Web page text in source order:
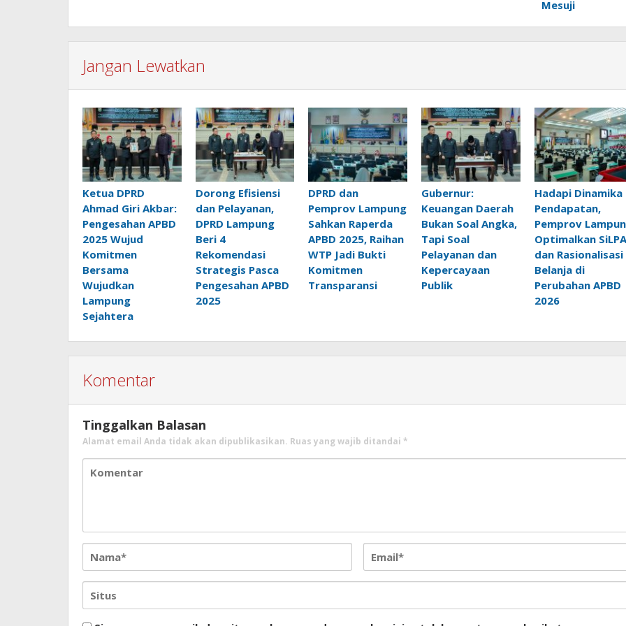
Mesuji
Jangan Lewatkan
Ketua DPRD
Ahmad Giri Akbar:
Pengesahan APBD
2025 Wujud
Komitmen
Bersama
Wujudkan
Lampung
Sejahtera
Dorong Efisiensi
dan Pelayanan,
DPRD Lampung
Beri 4
Rekomendasi
Strategis Pasca
Pengesahan APBD
2025
DPRD dan
Pemprov Lampung
Sahkan Raperda
APBD 2025, Raihan
WTP Jadi Bukti
Komitmen
Transparansi
Gubernur:
Keuangan Daerah
Bukan Soal Angka,
Tapi Soal
Pelayanan dan
Kepercayaan
Publik
Hadapi Dinamika
Pendapatan,
Pemprov
Optimalkan SiLPA
dan Rasionalisasi
Belanja di
Perubahan APBD
2026
Komentar
Tinggalkan Balasan
Alamat email Anda tidak akan dipublikasikan. Ruas yang wajib ditandai *